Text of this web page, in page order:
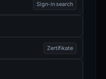
Sign-in search
Zertifikate